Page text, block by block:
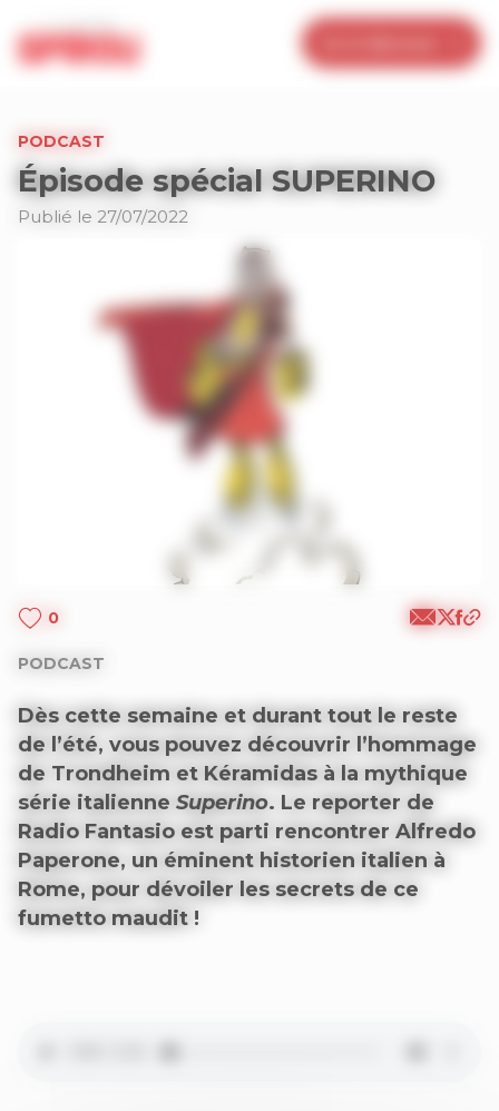
PODCAST
Épisode spécial SUPERINO
Publié le 27/07/2022
0
PODCAST
Dès cette semaine et durant tout le reste
de l’été, vous pouvez découvrir l’hommage
de Trondheim et Kéramidas à la mythique
série italienne Superino. Le reporter de
Radio Fantasio est parti rencontrer Alfredo
Paperone, un éminent historien italien à
Rome, pour dévoiler les secrets de ce
fumetto maudit !